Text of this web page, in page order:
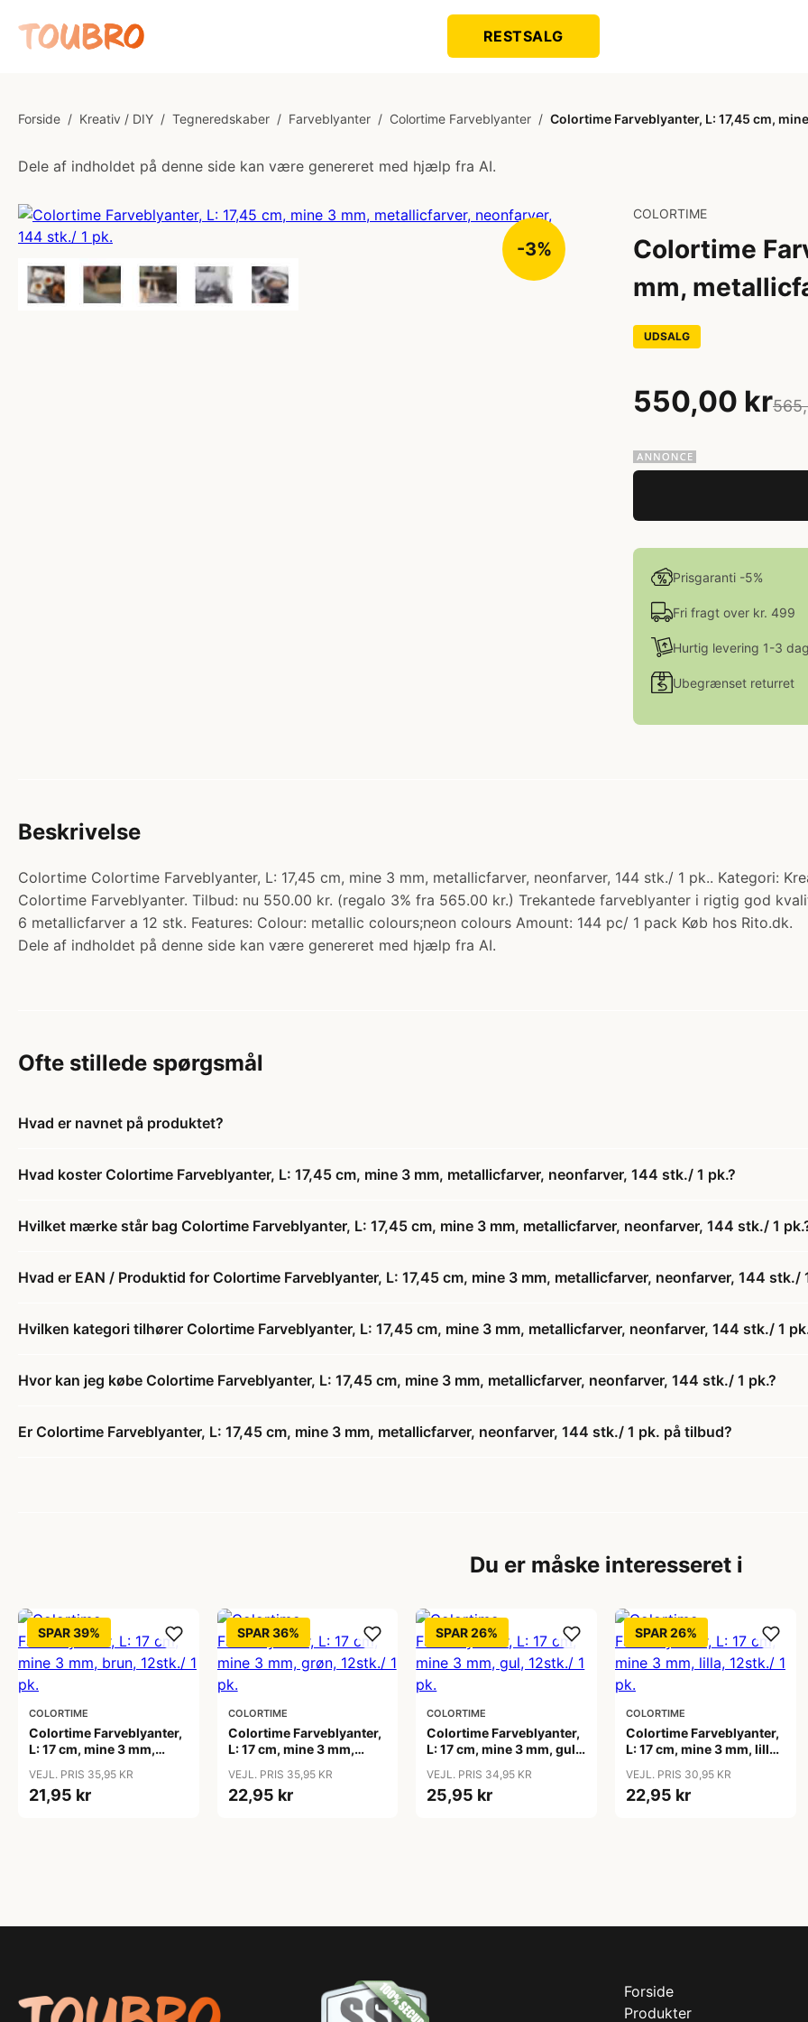
RESTSALG
Forside / Kreativ / DIY / Tegneredskaber / Farveblyanter / Colortime Farveblyanter / Colortime Farveblyanter, L: 17,45 cm,
Dele af indholdet på denne side kan være genereret med hjælp fra AI.
-3%
COLORTIME
Colortime
mm,
UDSALG
550,00 kr
Prisgaranti -5%
Fri fragt over kr. 499
Hurtig levering 1-3
Ubegrænset returret
Beskrivelse
Colortime Colortime Farveblyanter, L: 17,45 cm, mine 3 mm, metallicfarver, neonfarver, 144 stk./ 1 pk.. Kategori:
Colortime Farveblyanter. Tilbud: nu 550.00 kr. (regalo 3% fra 565.00 kr.) Trekantede farveblyanter i rigtig god
6 metallicfarver a 12 stk. Features: Colour: metallic colours;neon colours Amount: 144 pc/ 1 pack Køb hos Rito.dk.
Dele af indholdet på denne side kan være genereret med hjælp fra AI.
Ofte stillede spørgsmål
Hvad er navnet på produktet?
Hvad koster Colortime Farveblyanter, L: 17,45 cm, mine 3 mm, metallicfarver, neonfarver, 144 stk./ 1 pk.?
Hvilket mærke står bag Colortime Farveblyanter, L: 17,45 cm, mine 3 mm, metallicfarver, neonfarver, 144 stk./ 1
Hvad er EAN / Produktid for Colortime Farveblyanter, L: 17,45 cm, mine 3 mm, metallicfarver, neonfarver, 144 stk./
Hvilken kategori tilhører Colortime Farveblyanter, L: 17,45 cm, mine 3 mm, metallicfarver, neonfarver, 144 stk./ 1
Hvor kan jeg købe Colortime Farveblyanter, L: 17,45 cm, mine 3 mm, metallicfarver, neonfarver, 144 stk./ 1 pk.?
Er Colortime Farveblyanter, L: 17,45 cm, mine 3 mm, metallicfarver, neonfarver, 144 stk./ 1 pk. på tilbud?
Du er måske interesseret i
SPAR 39%
COLORTIME
Colortime Farveblyanter,
L: 17 cm, mine 3 mm,
VEJL. PRIS 35,95 KR
21,95 kr
SPAR 36%
COLORTIME
Colortime Farveblyanter,
L: 17 cm, mine 3 mm,
VEJL. PRIS 35,95 KR
22,95 kr
SPAR 26%
COLORTIME
Colortime Farveblyanter,
L: 17 cm, mine 3 mm, gul,
VEJL. PRIS 34,95 KR
25,95 kr
SPAR 26%
COLORTIME
Colortime Farveblyanter,
L: 17 cm, mine 3 mm, lilla,
VEJL. PRIS 30,95 KR
22,95 kr
Forside
Produkter